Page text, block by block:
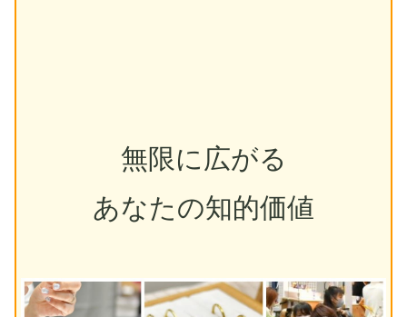
無限に広がる
あなたの知的価値